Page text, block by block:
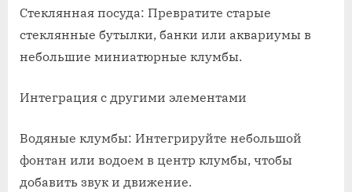
Стеклянная посуда: Превратите старые
стеклянные бутылки, банки или аквариумы в
небольшие миниатюрные клумбы.
Интеграция с другими элементами
Водяные клумбы: Интегрируйте небольшой
фонтан или водоем в центр клумбы, чтобы
добавить звук и движение.